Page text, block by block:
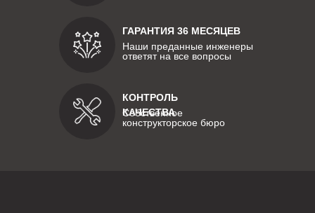
КОНТРОЛЬ
КАЧЕСТВА
Собственное
конструкторское бюро
ГАРАНТИЯ 36 МЕСЯЦЕВ
Наши преданные инженеры
ответят на все вопросы